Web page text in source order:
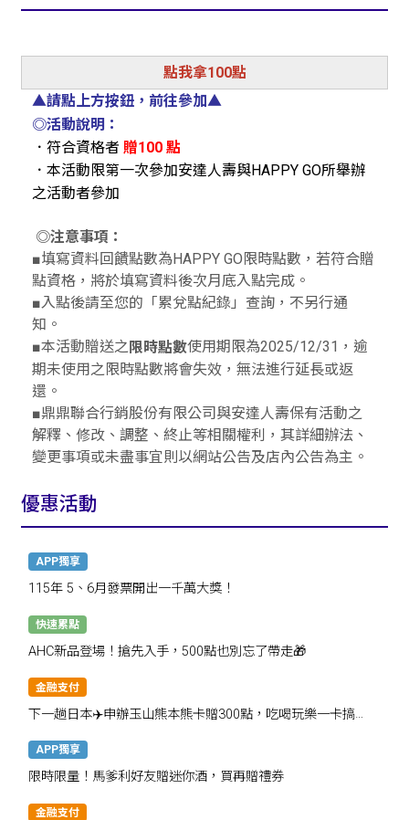
點我拿100點
▲請點上方按鈕，前往參加▲
◎活動說明：
．符合資格者 贈100 點
．本活動限第一次參加安達人壽與HAPPY GO所舉辦
之活動者參加
◎注意事項：
■填寫資料回饋點數為HAPPY GO限時點數，若符合贈
點資格，將於填寫資料後次月底入點完成。
■入點後請至您的「累兌點紀錄」查詢，不另行通
知。
■本活動贈送之限時點數使用期限為2025/12/31，逾
期未使用之限時點數將會失效，無法進行延長或返
還。
■鼎鼎聯合行銷股份有限公司與安達人壽保有活動之
解釋、修改、調整、終止等相關權利，其詳細辦法、
變更事項或未盡事宜則以網站公告及店內公告為主。
優惠活動
APP獨享
115年 5、6月發票開出一千萬大獎！
快速累點
AHC新品登場！搶先入手，500點也別忘了帶走🎁
金融支付
下一趟日本✈️申辦玉山熊本熊卡贈300點，吃喝玩樂一卡搞
APP獨享
限時限量！馬爹利好友贈迷你酒，買再贈禮券
金融支付